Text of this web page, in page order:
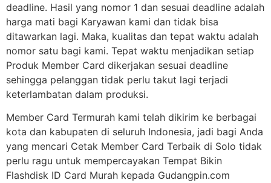
deadline. Hasil yang nomor 1 dan sesuai deadline adalah
harga mati bagi Karyawan kami dan tidak bisa
ditawarkan lagi. Maka, kualitas dan tepat waktu adalah
nomor satu bagi kami. Tepat waktu menjadikan setiap
Produk Member Card dikerjakan sesuai deadline
sehingga pelanggan tidak perlu takut lagi terjadi
keterlambatan dalam produksi.
Member Card Termurah kami telah dikirim ke berbagai
kota dan kabupaten di seluruh Indonesia, jadi bagi Anda
yang mencari Cetak Member Card Terbaik di Solo tidak
perlu ragu untuk mempercayakan Tempat Bikin
Flashdisk ID Card Murah kepada Gudangpin.com